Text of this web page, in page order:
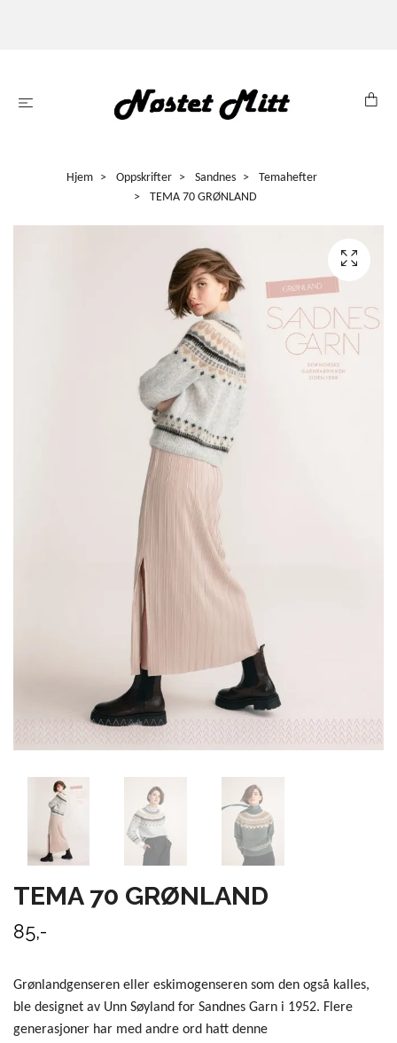
Hjem Oppskrifter Sandnes
Temahefter
TEMA 70 GRØNLAND
TEMA 70 GRØNLAND
85,-
Grønlandgenseren eller eskimogenseren som den også kalles,
ble designet av Unn Søyland for Sandnes Garn i 1952. Flere
generasjoner har med andre ord hatt denne